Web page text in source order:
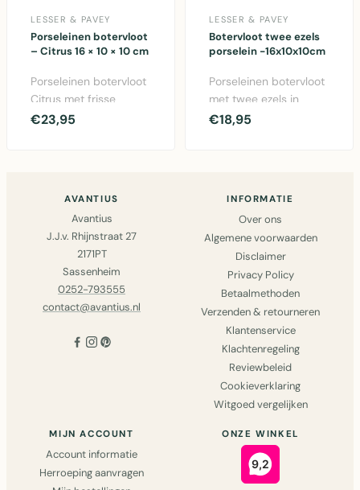
LESSER & PAVEY
Porseleinen botervloot
– Citrus 16 × 10 × 10 cm
Porseleinen botervloot
Citrus met frisse
fruitmotief – 16 × 10 ×
€23,95
LESSER & PAVEY
Botervloot twee ezels
porselein -16x10x10cm
Porseleinen botervloot
met twee ezels in
landelijk design -
€18,95
AVANTIUS
Avantius
J.J.v. Rhijnstraat 27
2171PT
Sassenheim
0252-793555
contact@avantius.nl
INFORMATIE
Over ons
Algemene voorwaarden
Disclaimer
Privacy Policy
Betaalmethoden
Verzenden & retourneren
Klantenservice
Klachtenregeling
Reviewbeleid
Cookieverklaring
Witgoed vergelijken
MIJN ACCOUNT
Account informatie
Herroeping aanvragen
ONZE WINKEL